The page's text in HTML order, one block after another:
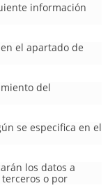
información
el apartado de
del
se especifica en el
los datos a
o por